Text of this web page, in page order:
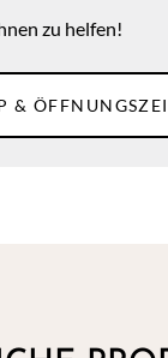
zu helfen!
&